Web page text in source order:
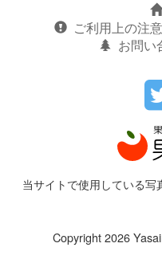
ご利用上の注
お問い
当サイトで使用している
Copyright 2026